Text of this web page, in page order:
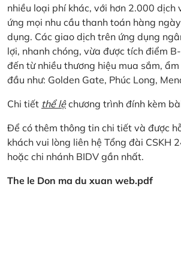
nhiều loại phí khác, với hơn 2.000 dịch
ứng mọi nhu cầu thanh toán hàng
dụng. Các giao dịch trên ứng dụng
lợi, nhanh chóng, vừa được tích điểm
đến từ nhiều thương hiệu mua sắm,
đầu như: Golden Gate, Phúc Long,
Chi tiết thể lệchương trình đính kèm
Để có thêm thông tin chi tiết và được
khách vui lòng liên hệ Tổng đài CSKH
hoặc chi nhánh BIDV gần nhất.
The le Don ma du xuan web.pdf